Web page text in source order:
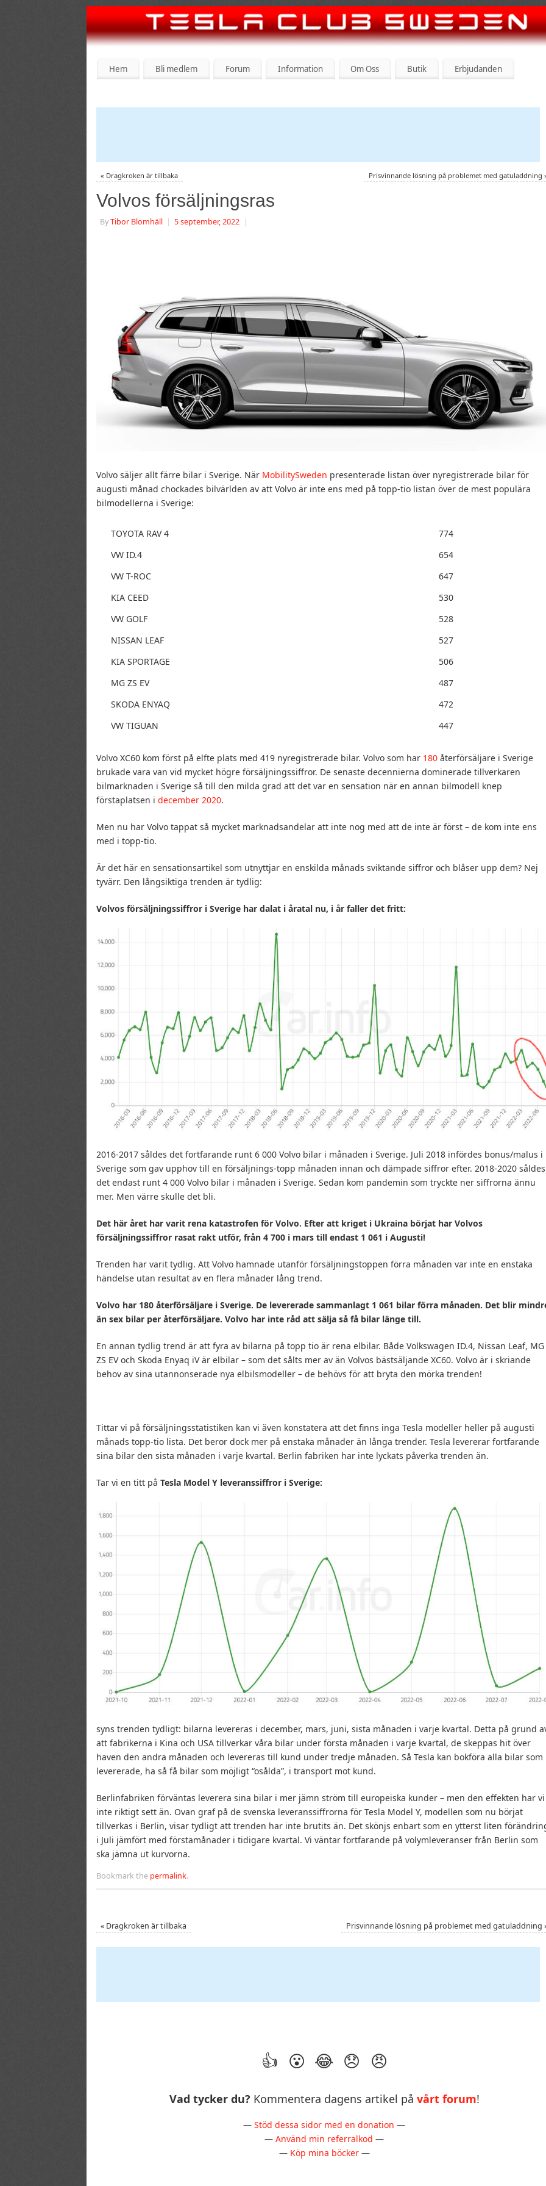
Hem Bli medlem Forum Information Om Oss Butik Erbjudanden
« Dragkroken är tillbaka Prisvinnande lösning på problemet med gatuladdning
Volvos försäljningsras
ByTibor Blomhäll 5 september, 2022
Volvo säljer allt färre bilar i Sverige. När MobilitySweden presenterade listan över nyregistrerade bilar för
augusti månad chockades bilvärlden av att Volvo är inte ens med på topp-tio listan över de mest populära
bilmodellerna i Sverige:
TOYOTA RAV 4
774
VW ID.4
654
VW T-ROC
647
KIA CEED
530
VW GOLF
528
NISSAN LEAF
527
KIA SPORTAGE
506
MG ZS EV
487
SKODA ENYAQ
472
VW TIGUAN
447
Volvo XC60 kom först på elfte plats med 419 nyregistrerade bilar. Volvo som har 180 återförsäljare i Sverige
brukade vara van vid mycket högre försäljningssiffror. De senaste decennierna dominerade tillverkaren
bilmarknaden i Sverige så till den milda grad att det var en sensation när en annan bilmodell knep
förstaplatsen i december 2020.
Men nu har Volvo tappat så mycket marknadsandelar att inte nog med att de inte är först – de kom inte ens
med i topp-tio.
Är det här en sensationsartikel som utnyttjar en enskilda månads sviktande siffror och blåser upp dem? Nej
tyvärr. Den långsiktiga trenden är tydlig:
Volvos försäljningssiffror i Sverige har dalat i åratal nu, i år faller det fritt:
2016-2017 såldes det fortfarande runt 6 000 Volvo bilar i månaden i Sverige. Juli 2018 infördes bonus/malus i
Sverige som gav upphov till en försäljnings-topp månaden innan och dämpade siffror efter. 2018-2020 såldes
det endast runt 4 000 Volvo bilar i månaden i Sverige. Sedan kom pandemin som tryckte ner siffrorna ännu
mer. Men värre skulle det bli.
Det här året har varit rena katastrofen för Volvo. Efter att kriget i Ukraina börjat har Volvos
försäljningssiffror rasat rakt utför, från 4 700 i mars till endast 1 061 i Augusti!
Trenden har varit tydlig. Att Volvo hamnade utanför försäljningstoppen förra månaden var inte en enstaka
händelse utan resultat av en flera månader lång trend.
Volvo har 180 återförsäljare i Sverige. De levererade sammanlagt 1 061 bilar förra månaden. Det blir
än sex bilar per återförsäljare. Volvo har inte råd att sälja så få bilar länge till.
En annan tydlig trend är att fyra av bilarna på topp tio är rena elbilar. Både Volkswagen ID.4, Nissan Leaf, MG
ZS EV och Skoda Enyaq iV är elbilar – som det sålts mer av än Volvos bästsäljande XC60. Volvo är i skriande
behov av sina utannonserade nya elbilsmodeller – de behövs för att bryta den mörka trenden!
Tittar vi på försäljningsstatistiken kan vi även konstatera att det finns inga Tesla modeller heller på augusti
månads topp-tio lista. Det beror dock mer på enstaka månader än långa trender. Tesla levererar fortfarande
sina bilar den sista månaden i varje kvartal. Berlin fabriken har inte lyckats påverka trenden än.
Tar vi en titt på Tesla Model Y leveranssiffror i Sverige:
syns trenden tydligt: bilarna levereras i december, mars, juni, sista månaden i varje kvartal. Detta på grund
att fabrikerna i Kina och USA tillverkar våra bilar under första månaden i varje kvartal, de skeppas hit över
haven den andra månaden och levereras till kund under tredje månaden. Så Tesla kan bokföra alla bilar som
levererade, ha så få bilar som möjligt “osålda”, i transport mot kund.
Berlinfabriken förväntas leverera sina bilar i mer jämn ström till europeiska kunder – men den effekten har vi
inte riktigt sett än. Ovan graf på de svenska leveranssiffrorna för Tesla Model Y, modellen som nu börjat
tillverkas i Berlin, visar tydligt att trenden har inte brutits än. Det skönjs enbart som en ytterst liten
i Juli jämfört med förstamånader i tidigare kvartal. Vi väntar fortfarande på volymleveranser från Berlin som
ska jämna ut kurvorna.
Bookmark the permalink.
« Dragkroken är tillbaka Prisvinnande lösning på problemet med gatuladdning
Vad tycker du? Kommentera dagens artikel på vårt forum!
— Stöd dessa sidor med en donation —
— Använd min referralkod —
— Köp mina böcker—